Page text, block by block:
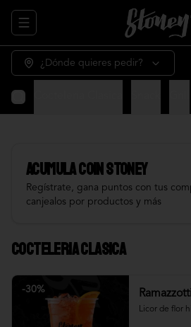
Abrir menu de navegación
¿Dónde quieres pedir?
AcumulaCOIN STONEY
Regístrate, gana puntos con tus
canjealos por productos y más
Cocteleria Clasica
-30%
Licor de flor